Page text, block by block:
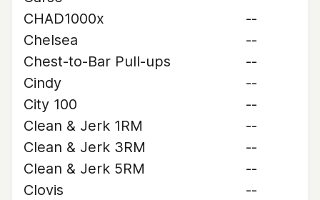
CHAD1000x
--
Chelsea
--
Chest-to-Bar Pull-ups
--
Cindy
--
City 100
--
Clean & Jerk 1RM
--
Clean & Jerk 3RM
--
Clean & Jerk 5RM
--
Clovis
--